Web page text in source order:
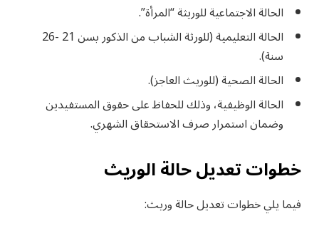
الحالة الاجتماعية للوريثة “المرأة”.
الحالة التعليمية (للورثة الشباب من الذكور بسن 21 -26
سنة).
الحالة الصحية (للوريث العاجز).
الحالة الوظيفية، وذلك للحفاظ على حقوق المستفيدين
وضمان استمرار صرف الاستحقاق الشهري.
خطوات تعديل حالة الوريث
فيما يلي خطوات تعديل حالة وريث: